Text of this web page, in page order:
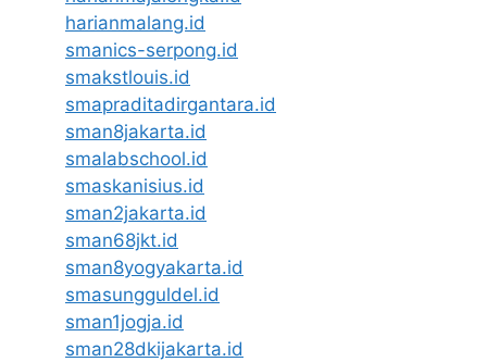
harianmalang.id
smanics-serpong.id
smakstlouis.id
smapraditadirgantara.id
sman8jakarta.id
smalabschool.id
smaskanisius.id
sman2jakarta.id
sman68jkt.id
sman8yogyakarta.id
smasungguldel.id
sman1jogja.id
sman28dkijakarta.id